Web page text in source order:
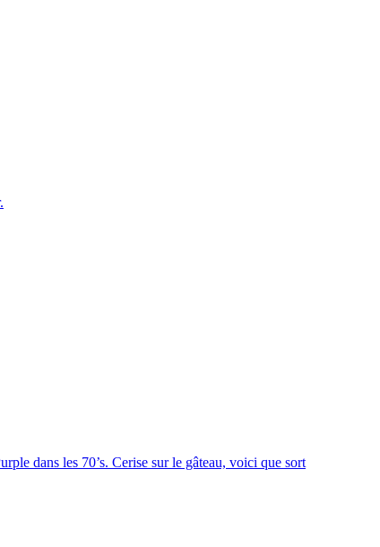
dans les 70’s. Cerise sur le gâteau, voici que sort